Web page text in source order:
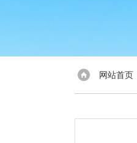
网站首页